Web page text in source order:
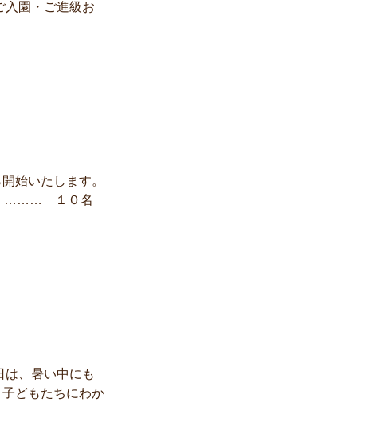
入園・ご進級お
始いたします。
）……… １０名
は、暑い中にも
どもたちにわか